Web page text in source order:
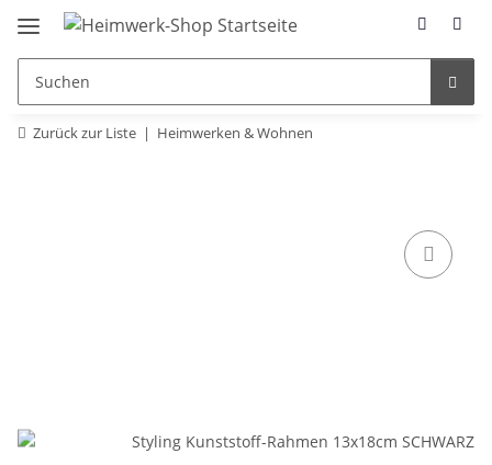
Zurück zur Liste Heimwerken & Wohnen